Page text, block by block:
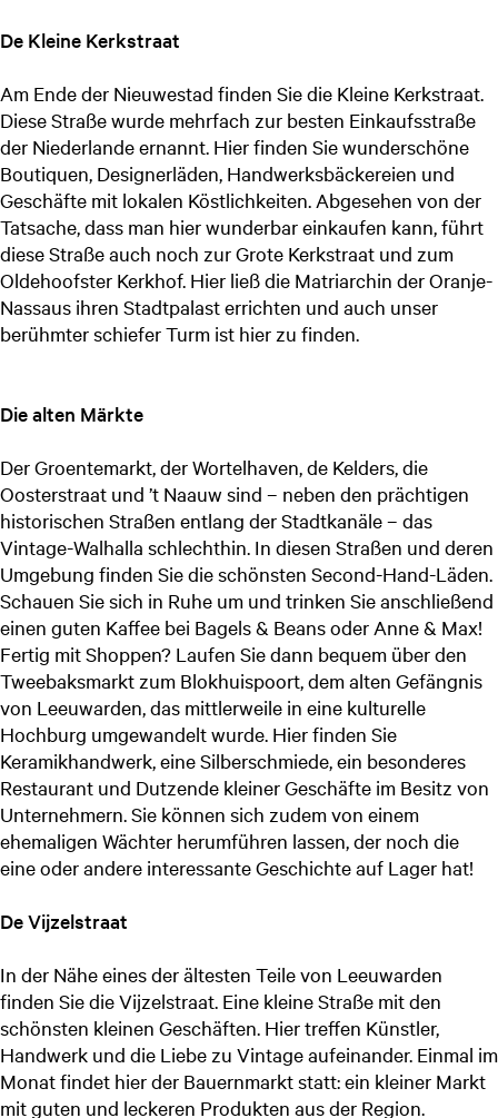
De Kleine Kerkstraat
Am Ende der Nieuwestad finden Sie die Kleine Kerkstraat.
Diese Straße wurde mehrfach zur besten Einkaufsstraße
der Niederlande ernannt. Hier finden Sie wunderschöne
Boutiquen, Designerläden, Handwerksbäckereien und
Geschäfte mit lokalen Köstlichkeiten. Abgesehen von der
Tatsache, dass man hier wunderbar einkaufen kann, führt
diese Straße auch noch zur Grote Kerkstraat und zum
Oldehoofster Kerkhof. Hier ließ die Matriarchin der Oranje-
Nassaus ihren Stadtpalast errichten und auch unser
berühmter schiefer Turm ist hier zu finden.
Die alten Märkte
Der Groentemarkt, der Wortelhaven, de Kelders, die
Oosterstraat und ’t Naauw sind – neben den prächtigen
historischen Straßen entlang der Stadtkanäle – das
Vintage-Walhalla schlechthin. In diesen Straßen und deren
Umgebung finden Sie die schönsten Second-Hand-Läden.
Schauen Sie sich in Ruhe um und trinken Sie anschließend
einen guten Kaffee bei Bagels & Beans oder Anne & Max!
Fertig mit Shoppen? Laufen Sie dann bequem über den
Tweebaksmarkt zum Blokhuispoort, dem alten Gefängnis
von Leeuwarden, das mittlerweile in eine kulturelle
Hochburg umgewandelt wurde. Hier finden Sie
Keramikhandwerk, eine Silberschmiede, ein besonderes
Restaurant und Dutzende kleiner Geschäfte im Besitz von
Unternehmern. Sie können sich zudem von einem
ehemaligen Wächter herumführen lassen, der noch die
eine oder andere interessante Geschichte auf Lager hat!
De Vijzelstraat
In der Nähe eines der ältesten Teile von Leeuwarden
finden Sie die Vijzelstraat. Eine kleine Straße mit den
schönsten kleinen Geschäften. Hier treffen Künstler,
Handwerk und die Liebe zu Vintage aufeinander. Einmal im
Monat findet hier der Bauernmarkt statt: ein kleiner Markt
mit guten und leckeren Produkten aus der Region.